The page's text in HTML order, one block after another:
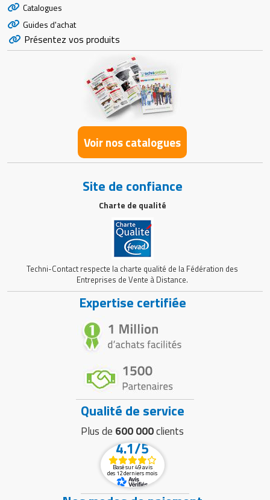
Catalogues
Guides d'achat
Présentez vos produits
Voir nos catalogues
Site de confiance
Charte de qualité
Techni-Contact respecte la charte qualité de la Fédération des
Entreprises de Vente à Distance.
Expertise certifiée
Qualité de service
Plus de 600 000clients
4.1/5
Basé sur 49 avis
des 12 derniers mois